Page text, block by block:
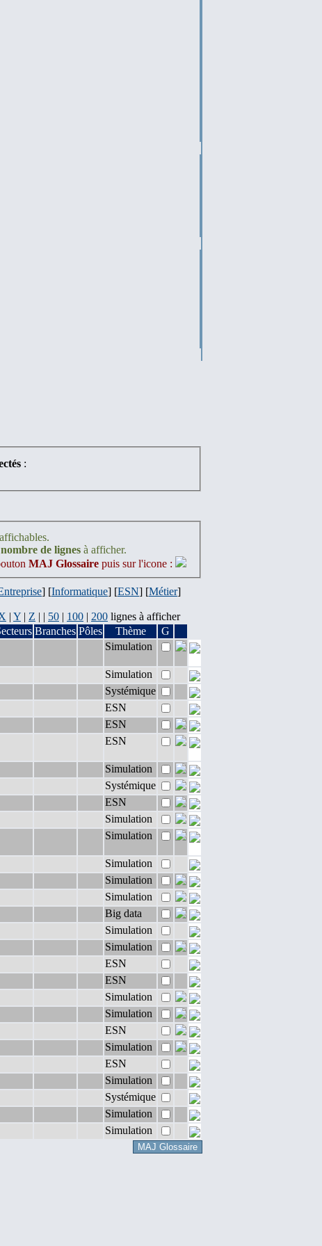
:
de lignes à afficher.
MAJ Glossaire puis sur l'icone :
] [Informatique] [ESN] [Métier]
| Y | Z | | 50 | 100 | 200 lignes à afficher
Branches Pôles Thème
G
Simulation
Simulation
Systémique
ESN
ESN
ESN
Simulation
Systémique
ESN
Simulation
Simulation
Simulation
Simulation
Simulation
Big data
Simulation
Simulation
ESN
ESN
Simulation
Simulation
ESN
Simulation
ESN
Simulation
Systémique
Simulation
Simulation